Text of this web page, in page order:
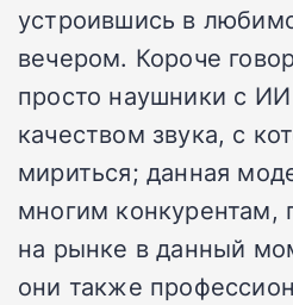
устроившись в
вечером. Короче
просто наушники с
качеством звука, с
мириться; данная
многим конкурентам,
на рынке в данный
они также